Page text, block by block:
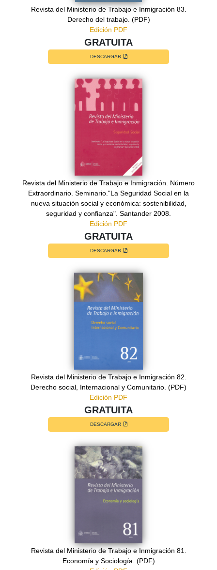
Revista del Ministerio de Trabajo e Inmigración 83.
Derecho del trabajo. (PDF)
Edición PDF
GRATUITA
DESCARGAR
Revista del Ministerio de Trabajo e Inmigración. Número
Extraordinario. Seminario."La Seguridad Social en la
nueva situación social y económica: sostenibilidad,
seguridad y confianza". Santander 2008.
Edición PDF
GRATUITA
DESCARGAR
Revista del Ministerio de Trabajo e Inmigración 82.
Derecho social, Internacional y Comunitario. (PDF)
Edición PDF
GRATUITA
DESCARGAR
Revista del Ministerio de Trabajo e Inmigración 81.
Economía y Sociología. (PDF)